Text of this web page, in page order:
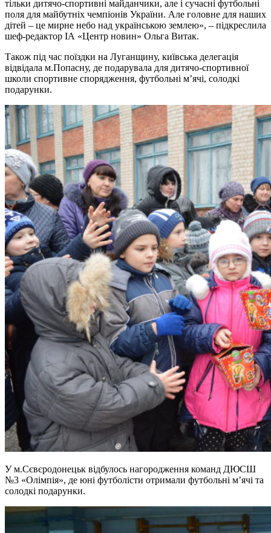
тільки дитячо-спортивні майданчики, але і сучасні футбольні
поля для майбутніх чемпіонів України. Але головне для наших
дітей – це мирне небо над українською землею», – підкреслила
шеф-редактор ІА «Центр новин» Ольга Витак.
Також під час поїздки на Луганщину, київська делегація
відвідала м.Попасну, де подарувала для дитячо-спортивної
школи спортивне спорядження, футбольні м’ячі, солодкі
подарунки.
У м.Сєвєродонецьк відбулось нагородження команд ДЮСШ
№3 «Олімпія», де юні футболісти отримали футбольні м’ячі та
солодкі подарунки.